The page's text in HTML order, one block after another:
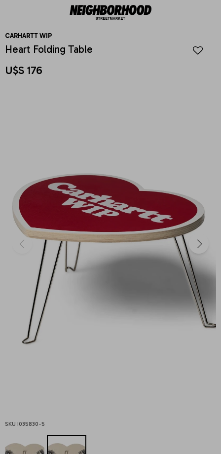
CARHARTT WIP
Heart Folding Table
U$S 176
I035830-5